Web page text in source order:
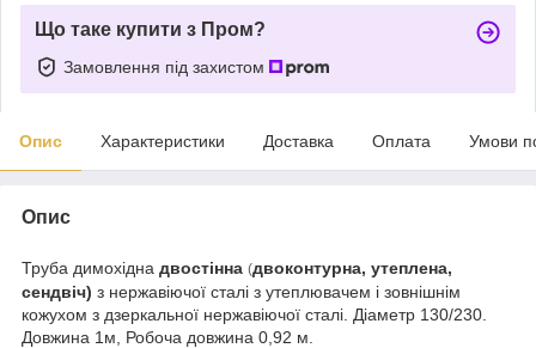
Що таке купити з Пром?
Замовлення під захистом
Опис Характеристики Доставка Оплата Умови
Опис
Труба димохідна двостінна (двоконтурна, утеплена,
сендвіч) з нержавіючої сталі з утеплювачем і зовнішнім
кожухом з дзеркальної нержавіючої сталі. Діаметр 130/230.
Довжина 1м, Робоча довжина 0,92 м.